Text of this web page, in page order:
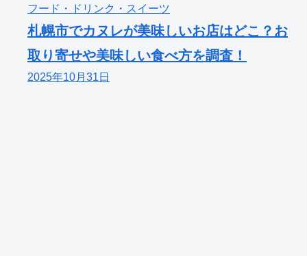
フード・ドリンク・スイーツ
札幌市でカヌレが美味しいお店はどこ？お
取り寄せや美味しい食べ方を調査！
2025年10月31日